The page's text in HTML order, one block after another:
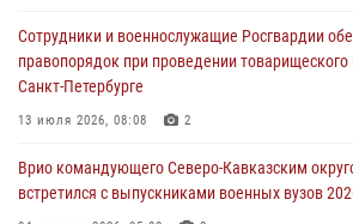
настольному теннису ко Дню физкультурника
08 августа 2026, 07:00
ОМОН «Ойрат» Управления Росгвардии по
08 августа 2026, 07:00
Сотрудники и военнослужащие Росгвардии
правопорядок при проведении
Санкт-Петербурге
13 июля 2026, 08:08 2
Врио командующего Северо-Кавказским
встретился с выпускниками военных вузов